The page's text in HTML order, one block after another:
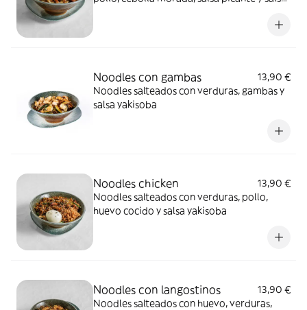
Noodles con gambas
13,90 €
Noodles salteados con verduras, gambas y
salsa yakisoba
Noodles chicken
13,90 €
Noodles salteados con verduras, pollo,
huevo cocido y salsa yakisoba
Noodles con langostinos
13,90 €
Noodles salteados con huevo, verduras,